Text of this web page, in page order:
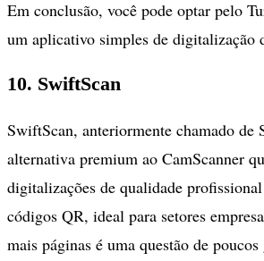
Em conclusão, você pode optar pelo
um aplicativo simples de digitalização
10. SwiftScan
SwiftScan, anteriormente chamado de
alternativa premium ao CamScanner
digitalizações de qualidade
códigos QR, ideal para setores
mais páginas é uma questão de